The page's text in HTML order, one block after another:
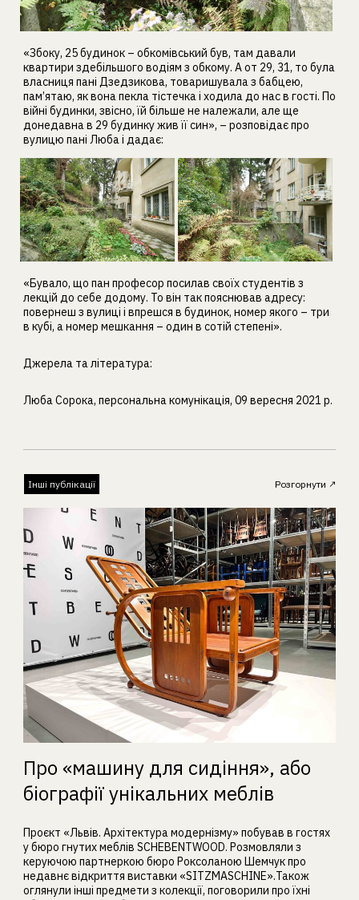
«Збоку, 25 будинок – обкомівський був, там давали
квартири здебільшого водіям з обкому. А от 29, 31, то була
власниця пані Дзедзикова, товаришувала з бабцею,
пам’ятаю, як вона пекла тістечка і ходила до нас в гості. По
війні будинки, звісно, їй більше не належали, але ще
донедавна в 29 будинку жив її син», – розповідає про
вулицю пані Люба і дадає:
«Бувало, що пан професор посилав своїх студентів з
лекцій до себе додому. То він так пояснював адресу:
повернеш з вулиці і впрешся в будинок, номер якого – три
в кубі, а номер мешкання – один в сотій степені».
Джерела та література:
Люба Сорока, персональна комунікація, 09 вересня 2021 р.
Розгорнути
Інші публікації
Про «машину для сидіння», або
біографії унікальних меблів
Проєкт «Львів. Архітектура модернізму» побував в гостях
у бюро гнутих меблів SCHEBENTWOOD. Розмовляли з
керуючою партнеркою бюро Роксоланою Шемчук про
недавнє відкриття виставки «SITZMASCHINE».Також
оглянули інші предмети з колекції, поговорили про їхні